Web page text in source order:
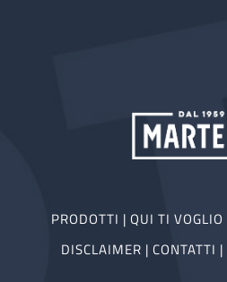
PRODOTTI | QUI TI VOGLIO
DISCLAIMER | CONTATTI |